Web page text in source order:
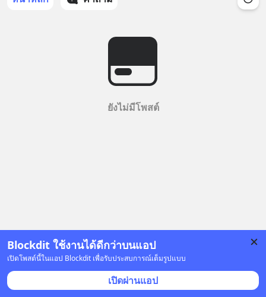
Blockdit ใช้งานได้ดีกว่าบนแอป
เปิดโพสต์นี้ในแอป Blockdit เพื่อรับประสบการณ์เต็มรูปแบบ
เปิดผ่านแอป
ยังไม่มีโพสต์